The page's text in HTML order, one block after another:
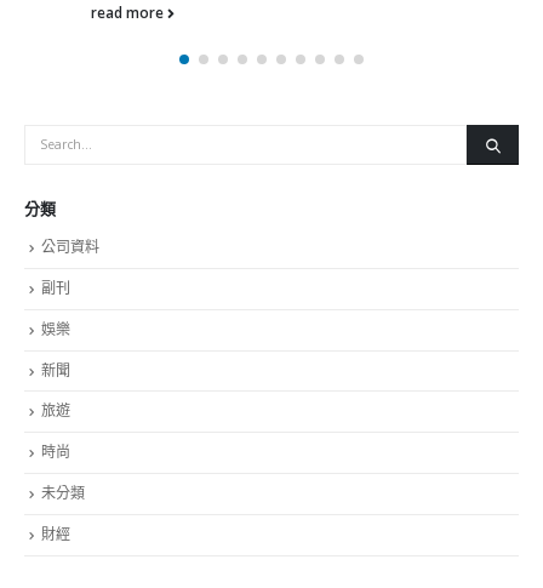
read more
分類
公司資料
副刊
娛樂
新聞
旅遊
時尚
未分類
財經